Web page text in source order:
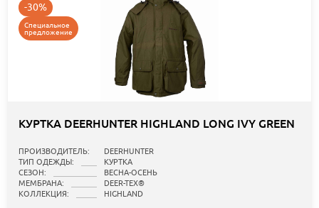
-30%
Специальное
предложение
КУРТКА DEERHUNTER HIGHLAND LONG IVY GREEN
ПРОИЗВОДИТЕЛЬ:
DEERHUNTER
ТИП ОДЕЖДЫ:
КУРТКА
СЕЗОН:
ВЕСНА-ОСЕНЬ
МЕМБРАНА:
DEER-TEX®
КОЛЛЕКЦИЯ:
HIGHLAND